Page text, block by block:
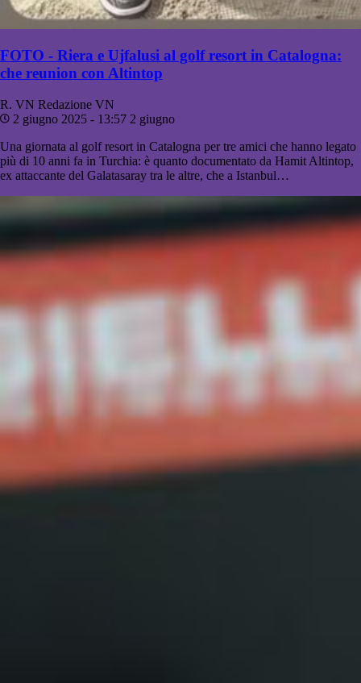
FOTO - Riera e Ujfalusi al golf resort in Catalogna:
che reunion con Altintop
R. VN Redazione VN
2 giugno 2025 - 13:57 2 giugno
Una giornata al golf resort in Catalogna per tre amici che hanno legato
più di 10 anni fa in Turchia: è quanto documentato da Hamit Altintop,
ex attaccante del Galatasaray tra le altre, che a Istanbul…